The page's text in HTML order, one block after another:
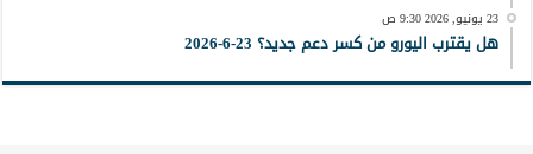
23 يونيو, 2026 9:30 ص
هل يقترب اليورو من كسر دعم جديد؟ 23-6-2026